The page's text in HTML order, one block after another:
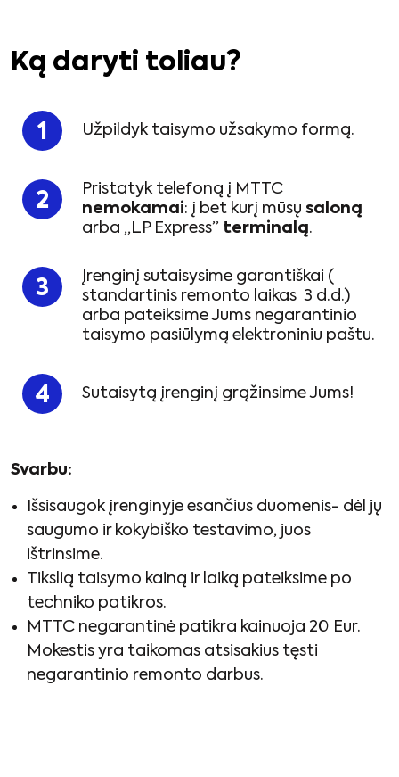
Ką daryti toliau?
Užpildyk taisymo užsakymo formą.
Pristatyk telefoną į MTTC
nemokamai: į bet kurį mūsų saloną
arba „LP Express” terminalą.
Įrenginį sutaisysime garantiškai (
standartinis remonto laikas 3 d.d.)
arba pateiksime Jums negarantinio
taisymo pasiūlymą elektroniniu paštu.
Sutaisytą įrenginį grąžinsime Jums!
Svarbu:
Išsisaugok įrenginyje esančius duomenis- dėl jų
saugumo ir kokybiško testavimo, juos
ištrinsime.
Tikslią taisymo kainą ir laiką pateiksime po
techniko patikros.
MTTC negarantinė patikra kainuoja 20 Eur.
Mokestis yra taikomas atsisakius tęsti
negarantinio remonto darbus.